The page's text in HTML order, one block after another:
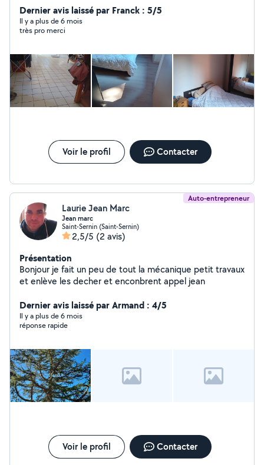
experience en mécanique générale, je réparé
également votre tronçonneuse, et tout appareil de
motoculture. J ai aussi une bonne expérience en
Dernier avis laissé par Franck : 5/5
Il y a plus de 6 mois
très pro merci
Voir le profil Contacter
Auto-entrepreneur
Laurie Jean Marc
Jean marc
Saint-Sernin (Saint-Sernin)
2,5/5 (2 avis)
Présentation
Bonjour je fait un peu de tout la mécanique petit travaux
et enlève les decher et enconbrent appel jean
Dernier avis laissé par Armand : 4/5
Il y a plus de 6 mois
réponse rapide
Voir le profil Contacter